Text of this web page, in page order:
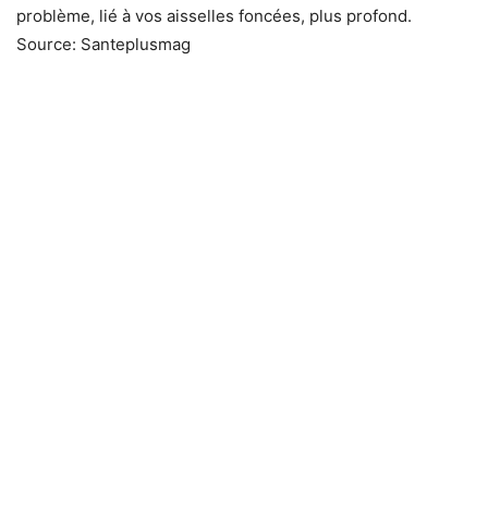
problème, lié à vos aisselles foncées, plus profond.
Source: Santeplusmag